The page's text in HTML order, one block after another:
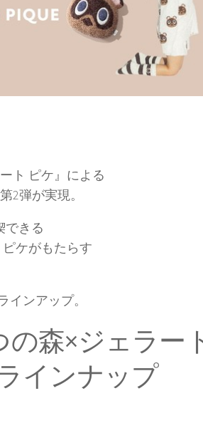
ト ピケ』による
2弾が実現。
できる
ピケがもたらす
ンアップ。
の森×ジェラー
インナップ